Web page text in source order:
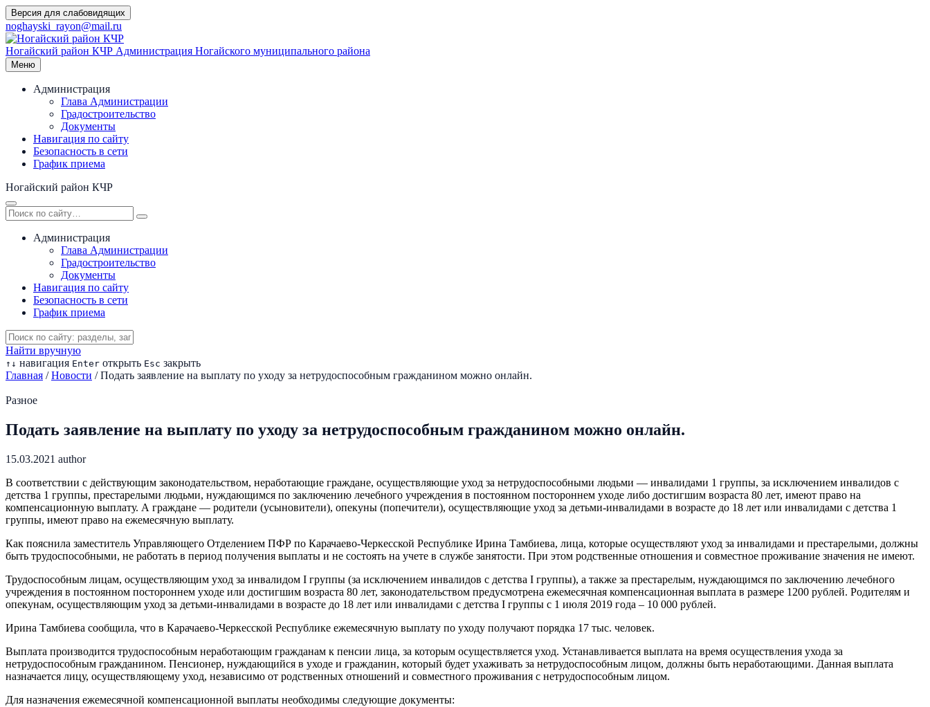
Перейти
к
содержимому
Версия для слабовидящих
noghayski_rayon@mail.ru
Ногайский район КЧР Администрация Ногайского муниципального района
Меню
Администрация
Глава Администрации
Градостроительство
Документы
Навигация по сайту
Безопасность в сети
График приема
Ногайский район КЧР
Администрация
Глава Администрации
Градостроительство
Документы
Навигация по сайту
Безопасность в сети
График приема
Найти вручную
↑ ↓ навигация Enter открыть Esc закрыть
Главная / Новости / Подать заявление на выплату по уходу за нетрудоспособным гражданином можно онлайн.
Разное
Подать заявление на выплату по уходу за нетрудоспособным гражданином можно онлайн.
15.03.2021 author
В соответствии с действующим законодательством, неработающие граждане, осуществляющие уход за нетрудоспособными людьми — инвалидами 1 группы, за исключением инвалидов с
детства 1 группы, престарелыми людьми, нуждающимся по заключению лечебного учреждения в постоянном постороннем уходе либо достигшим возраста 80 лет, имеют право на
компенсационную выплату. А граждане — родители (усыновители), опекуны (попечители), осуществляющие уход за детьми-инвалидами в возрасте до 18 лет или инвалидами с детства 1
группы, имеют право на ежемесячную выплату.
Как пояснила заместитель Управляющего Отделением ПФР по Карачаево-Черкесской Республике Ирина Тамбиева, лица, которые осуществляют уход за инвалидами и престарелыми, должны
быть трудоспособными, не работать в период получения выплаты и не состоять на учете в службе занятости. При этом родственные отношения и совместное проживание значения не имеют.
Трудоспособным лицам, осуществляющим уход за инвалидом I группы (за исключением инвалидов с детства I группы), а также за престарелым, нуждающимся по заключению лечебного
учреждения в постоянном постороннем уходе или достигшим возраста 80 лет, законодательством предусмотрена ежемесячная компенсационная выплата в размере 1200 рублей. Родителям и
опекунам, осуществляющим уход за детьми-инвалидами в возрасте до 18 лет или инвалидами с детства I группы с 1 июля 2019 года – 10 000 рублей.
Ирина Тамбиева сообщила, что в Карачаево-Черкесской Республике ежемесячную выплату по уходу получают порядка 17 тыс. человек.
Выплата производится трудоспособным неработающим гражданам к пенсии лица, за которым осуществляется уход. Устанавливается выплата на время осуществления ухода за
нетрудоспособным гражданином. Пенсионер, нуждающийся в уходе и гражданин, который будет ухаживать за нетрудоспособным лицом, должны быть неработающими. Данная выплата
назначается лицу, осуществляющему уход, независимо от родственных отношений и совместного проживания с нетрудоспособным лицом.
Для назначения ежемесячной компенсационной выплаты необходимы следующие документы: